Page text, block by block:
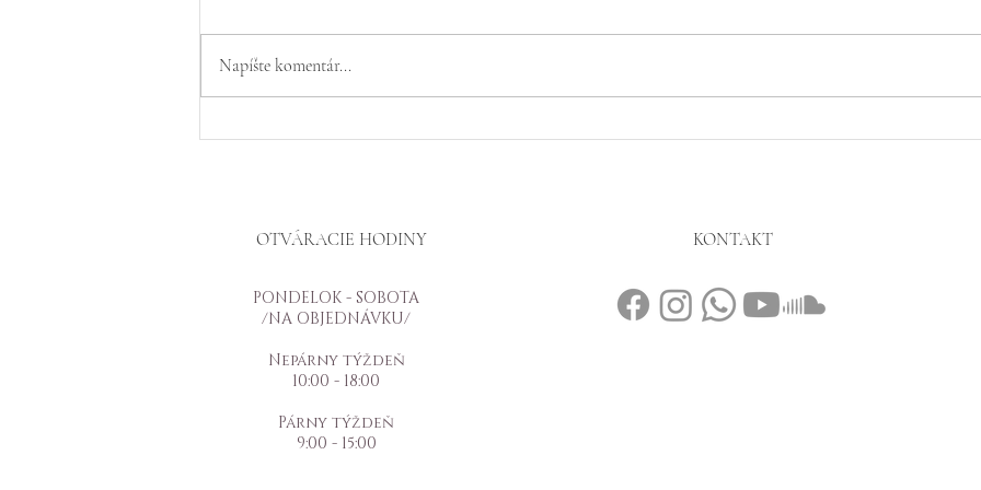
Napíšte komentár...
OTVÁRACIE HODINY
PONDELOK - SOBOTA
/NA OBJEDNÁVKU/
Nepárny týždeň
10:00 - 18:00
Párny týždeň
9:00 - 15:00
KONTAKT